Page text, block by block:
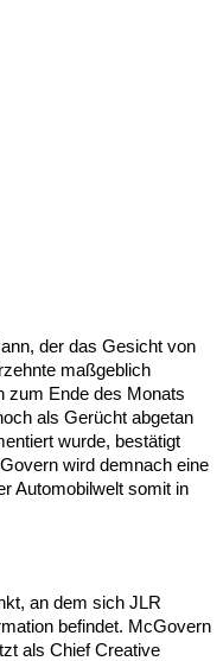
der das Gesicht von
maßgeblich
zum Ende des Monats
als Gerücht abgetan
wurde, bestätigt
wird demnach eine
Automobilwelt somit in
an dem sich JLR
befindet. McGovern
als Chief Creative